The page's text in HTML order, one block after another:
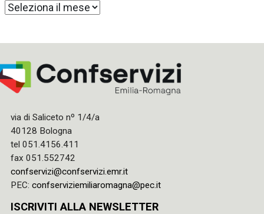
Archivi
via di Saliceto nº 1/4/a
40128 Bologna
tel 051.4156.411
fax 051.552742
confservizi@confservizi.emr.it
PEC: confserviziemiliaromagna@pec.it
ISCRIVITI ALLA NEWSLETTER